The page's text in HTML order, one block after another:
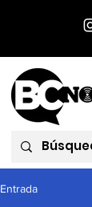
Entrada